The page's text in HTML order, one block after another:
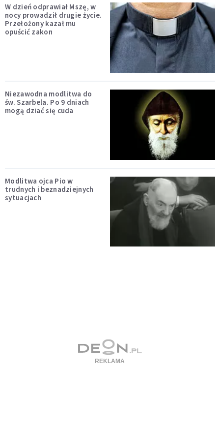
W dzień odprawiał Mszę, w
nocy prowadził drugie życie.
Przełożony kazał mu
opuścić zakon
Niezawodna modlitwa do
św. Szarbela. Po 9 dniach
mogą dziać się cuda
Modlitwa ojca Pio w
trudnych i beznadziejnych
sytuacjach